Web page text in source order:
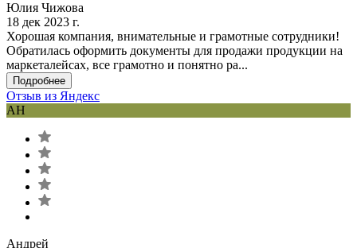
Юлия Чижова
18 дек 2023 г.
Хорошая компания, внимательные и грамотные сотрудники!
Обратилась оформить документы для продажи продукции на
маркеталейсах, все грамотно и понятно ра...
Подробнее
Отзыв из Яндекс
АН
Андрей